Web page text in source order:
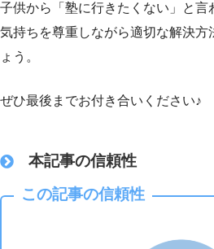
子供から「塾に行きたくない」と
気持ちを尊重しながら適切な解決方
ょう。
ぜひ最後までお付き合いください♪
本記事の信頼性
この記事の信頼性